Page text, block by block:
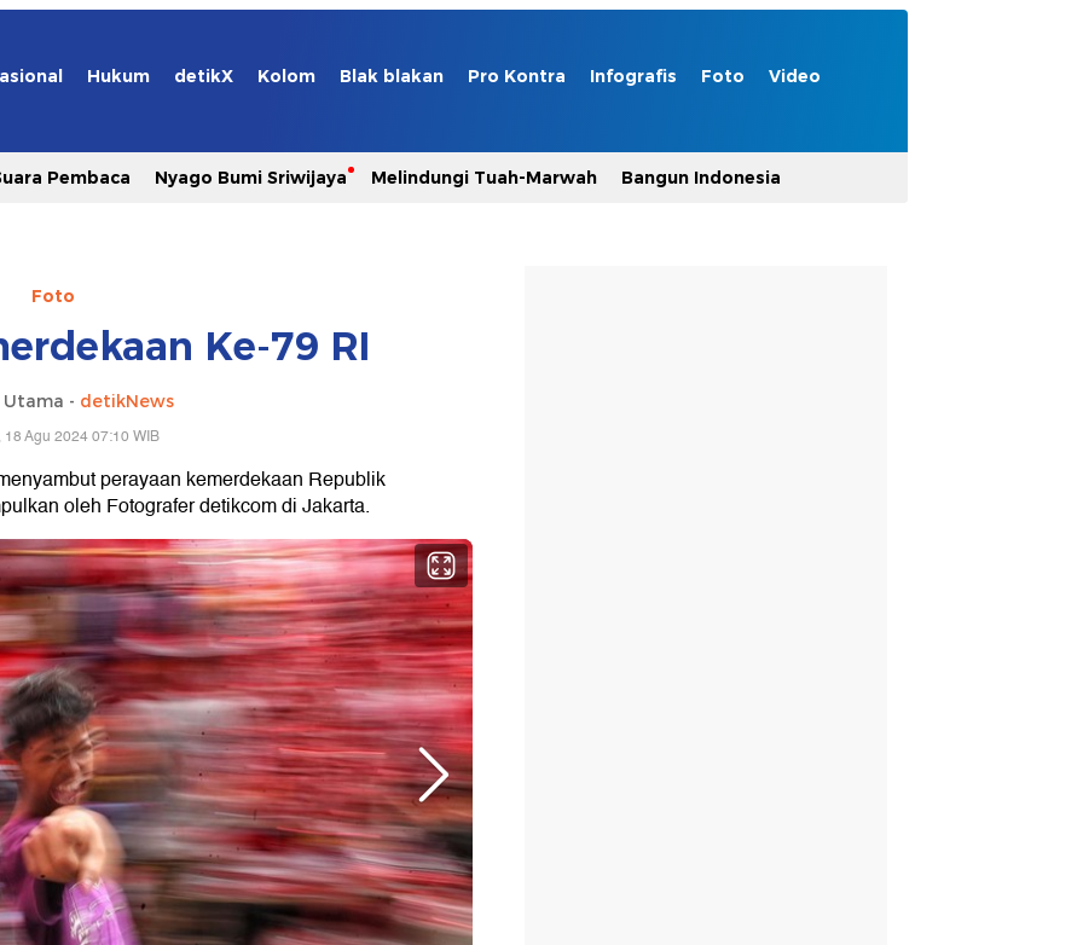
Hukum detikX Kolom Blak blakan Pro Kontra Infografis Foto Video
Pembaca Nyago Bumi Sriwijaya Melindungi Tuah-Marwah Bangun Indonesia
Foto
Ke-79 RI
- detikNews
Agu 2024 07:10 WIB
perayaan kemerdekaan Republik
oleh Fotografer detikcom di Jakarta.